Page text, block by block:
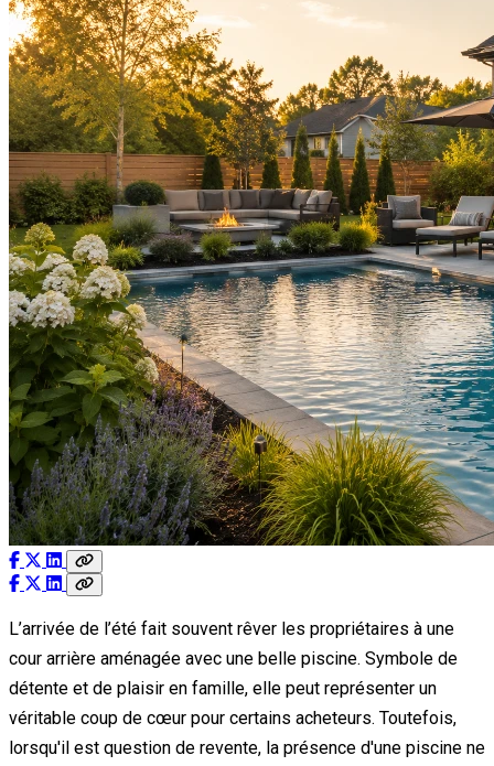
L’arrivée de l’été fait souvent rêver les propriétaires à une
cour arrière aménagée avec une belle piscine. Symbole de
détente et de plaisir en famille, elle peut représenter un
véritable coup de cœur pour certains acheteurs. Toutefois,
lorsqu'il est question de revente, la présence d'une piscine ne